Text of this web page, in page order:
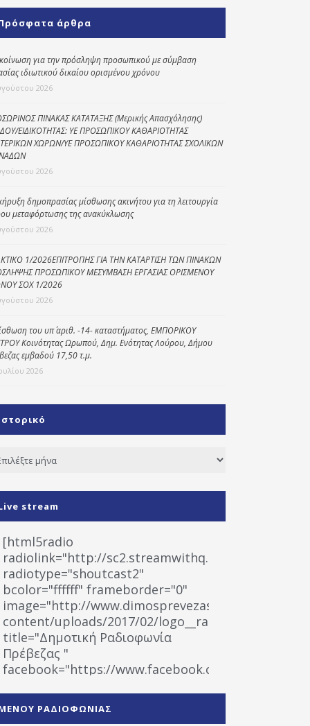
Κοινωνικό
παντοπωλείο
Kοινωνικό
φαρμακείο
Κέντρο Ημερήσιας
Φροντίδας
Ηλικιωμένων
(Κ.Η.Φ.Η.) Πρέβεζας
άρθρα
για την πρόσληψη προσωπικού με σύμβαση
ιδιωτικού δικαίου ορισμένου χρόνου
2026
ΠΙΝΑΚΑΣ ΚΑΤΑΤΑΞΗΣ (Μερικής Απασχόλησης)
ΕΙΔΙΚΟΤΗΤΑΣ: ΥΕ ΠΡΟΣΩΠΙΚΟΥ ΚΑΘΑΡΙΟΤΗΤΑΣ
ΧΩΡΩΝ/ΥΕ ΠΡΟΣΩΠΙΚΟΥ ΚΑΘΑΡΙΟΤΗΤΑΣ ΣΧΟΛΙΚΩΝ
2026
δημοπρασίας μίσθωσης ακινήτου για τη λειτουργία
μεταφόρτωσης της ανακύκλωσης
2026
1/2026ΕΠΙΤΡΟΠΗΣ ΓΙΑ ΤΗΝ ΚΑΤΑΡΤΙΣΗ ΤΩΝ ΠΙΝΑΚΩΝ
ΠΡΟΣΩΠΙΚΟΥ ΜΕΣΥΜΒΑΣΗ ΕΡΓΑΣΙΑΣ ΟΡΙΣΜΕΝΟΥ
ΣΟΧ 1/2026
2026
του υπ΄ αριθ. -14- καταστήματος, ΕΜΠΟΡΙΚΟΥ
Κοινότητας Ωρωπού, Δημ. Ενότητας Λούρου, Δήμου
εμβαδού 17,50 τ.μ.
2026
stream
[html5radio
radiolink="http://sc2.streamwithq.com:8028/
radiotype="shoutcast2"
bcolor="ffffff" frameborder="0"
image="http://www.dimosprevezas.gr/wp-
content/uploads/2017/02/logo__radiofonias.jpg"
title="Δημοτική Ραδιοφωνία
Πρέβεζας "
facebook="https://www.facebook.com/
1531194763766854/" artist="" ]
ΡΑΔΙΟΦΩΝΙΑΣ